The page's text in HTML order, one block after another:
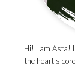
Hi! I am Asta!
the heart's